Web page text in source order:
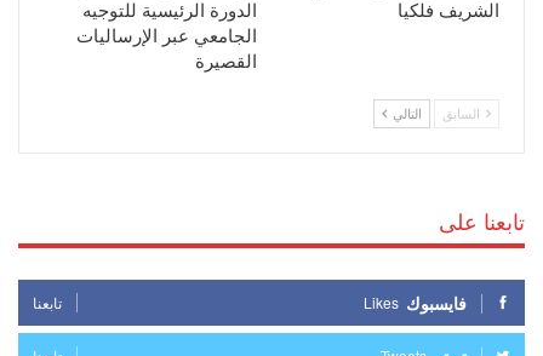
الشريف فلكيا
الدورة الرئيسية للتوجيه
الجامعي عبر الإرساليات
القصيرة
السابق التالي
تابعنا على
فايسبوك Likes تابعنا